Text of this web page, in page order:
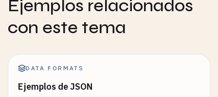
Ejemplos relacionados
con este tema
DATA FORMATS
Ejemplos de JSON